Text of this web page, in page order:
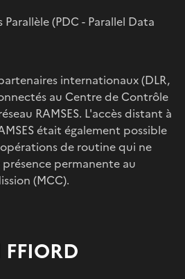
(PDC - Parallel Data
internationaux (DLR,
au Centre de Contrôle
RAMSES. L'accès distant à
était également possible
de routine qui ne
permanente au
(MCC).